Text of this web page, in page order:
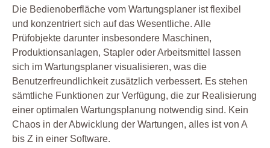
Die Bedienoberfläche vom Wartungsplaner ist flexibel
und konzentriert sich auf das Wesentliche. Alle
Prüfobjekte darunter insbesondere Maschinen,
Produktionsanlagen, Stapler oder Arbeitsmittel lassen
sich im Wartungsplaner visualisieren, was die
Benutzerfreundlichkeit zusätzlich verbessert. Es stehen
sämtliche Funktionen zur Verfügung, die zur Realisierung
einer optimalen Wartungsplanung notwendig sind. Kein
Chaos in der Abwicklung der Wartungen, alles ist von A
bis Z in einer Software.